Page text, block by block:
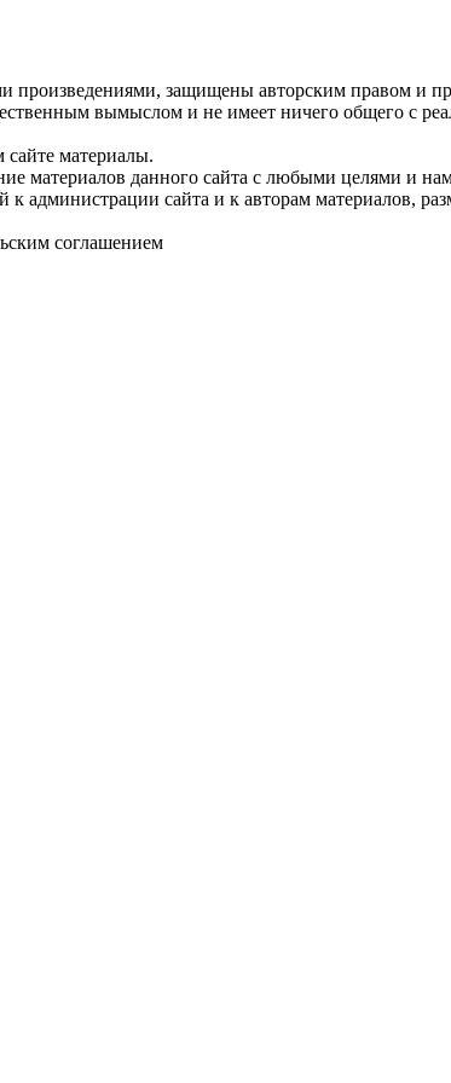
защищены авторским правом и
вымыслом и не имеет ничего общего с
сайте материалы.
материалов данного сайта с любыми целями и
администрации сайта и к авторам материалов,
соглашением